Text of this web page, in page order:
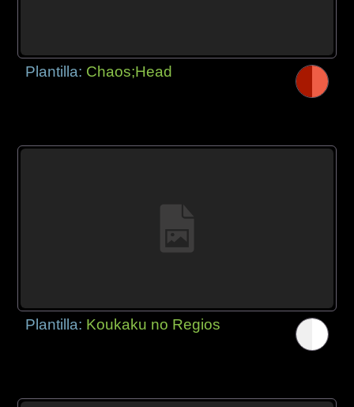
Plantilla: Chaos;Head
Plantilla: Koukaku no Regios